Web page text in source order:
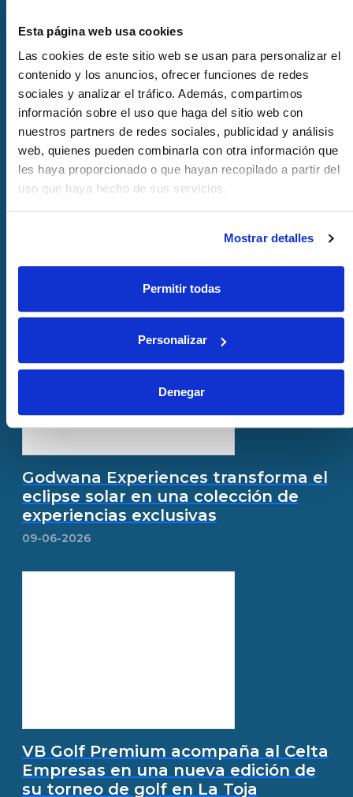
Esta página web usa cookies
Las cookies de este sitio web se usan para personalizar el
contenido y los anuncios, ofrecer funciones de redes
sociales y analizar el tráfico. Además, compartimos
información sobre el uso que haga del sitio web con
nuestros partners de redes sociales, publicidad y análisis
web, quienes pueden combinarla con otra información que
les haya proporcionado o que hayan recopilado a partir del
uso que haya hecho de sus servicios.
Mostrar detalles
Permitir todas
Personalizar
Denegar
VB Group y Binter impulsan una
alianza estratégica para
audiovisual y del entretenimiento
30-06-2026
Godwana Experiences transforma el
eclipse solar en una colección de
experiencias exclusivas
09-06-2026
VB Golf Premium acompaña al Celta
Empresas en una nueva edición de
su torneo de golf en La Toja